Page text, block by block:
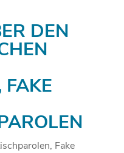
DEN
FAKE
Fake